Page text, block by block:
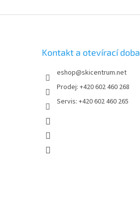
Kontakt a otevírací doba
eshop@skicentrum.net
Prodej: +420 602 460 268
Servis: +420 602 460 265